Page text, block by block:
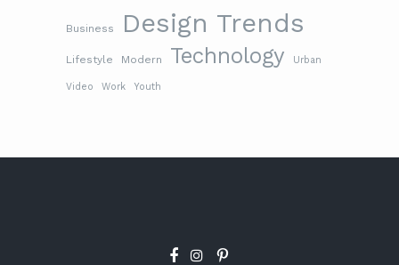
Business Design Trends
Lifestyle Modern Technology Urban
Video Work Youth